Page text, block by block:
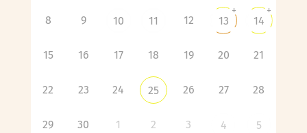
8 9 10 11 12 13
+
14
+
15 16 17 18 19 20 21
22 23 24 25 26 27 28
29 30 1 2 3 4 5